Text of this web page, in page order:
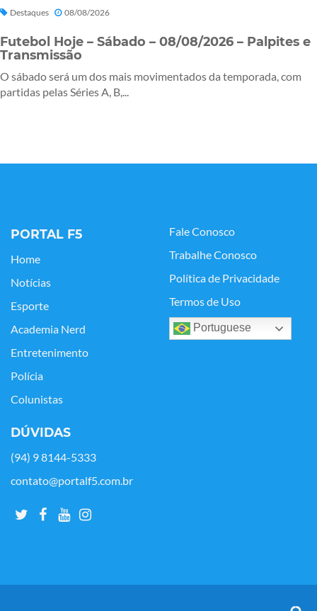
Destaques 08/08/2026
Futebol Hoje – Sábado – 08/08/2026 – Palpites e
Transmissão
O sábado será um dos mais movimentados da temporada, com
partidas pelas Séries A, B,...
PORTAL F5
Home
Notícias
Esporte
Academia Nerd
Entretenimento
Polícia
Colunistas
Fale Conosco
Trabalhe Conosco
Política de Privacidade
Termos de Uso
Portuguese
DÚVIDAS
(94) 9 8144-5333
contato@portalf5.com.br